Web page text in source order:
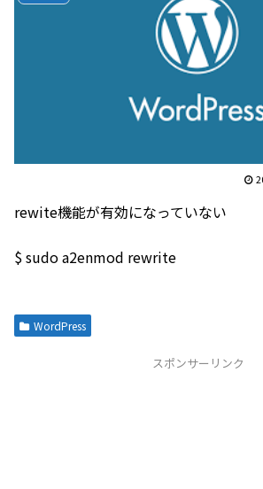
rewite機能が有効になっていない
$ sudo a2enmod rewrite
WordPress
スポンサーリンク